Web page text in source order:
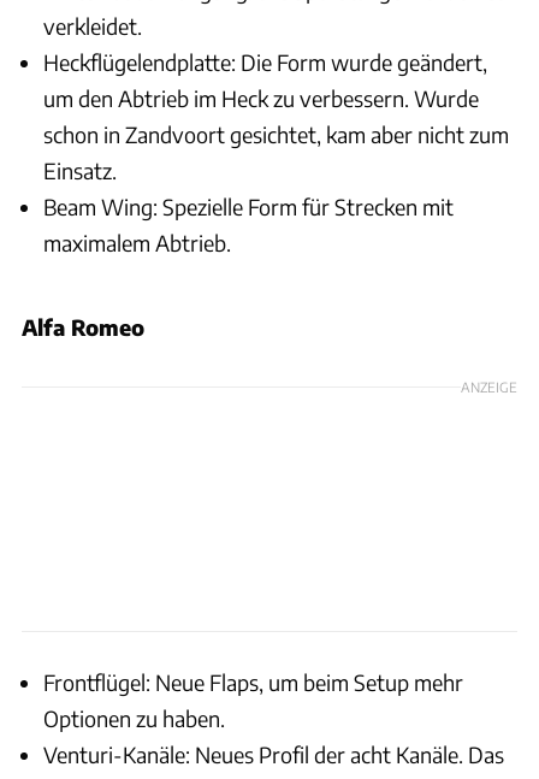
verkleidet.
Heckflügelendplatte: Die Form wurde geändert,
um den Abtrieb im Heck zu verbessern. Wurde
schon in Zandvoort gesichtet, kam aber nicht zum
Einsatz.
Beam Wing: Spezielle Form für Strecken mit
maximalem Abtrieb.
Alfa Romeo
ANZEIGE
Frontflügel: Neue Flaps, um beim Setup mehr
Optionen zu haben.
Venturi-Kanäle: Neues Profil der acht Kanäle. Das